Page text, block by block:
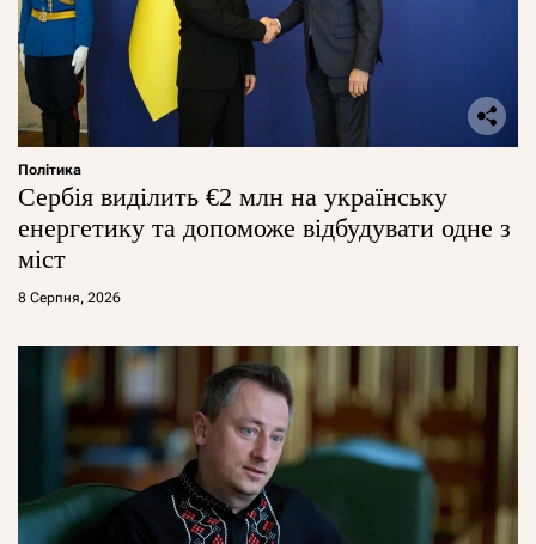
Політика
Сербія виділить €2 млн на українську
енергетику та допоможе відбудувати одне з
міст
8 Серпня, 2026